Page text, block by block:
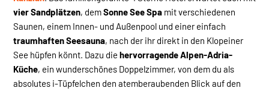
vier Sandplätzen, demSonne See Spa mit verschiedenen
Saunen, einem Innen- und Außenpool und einer einfach
traumhaften Seesauna, nach der ihr direkt in den Klopeiner
See hüpfen könnt. Dazu die hervorragende Alpen-Adria-
Küche, ein wunderschönes Doppelzimmer, von dem du als
absolutes i-Tüpfelchen den atemberaubenden Blick auf den